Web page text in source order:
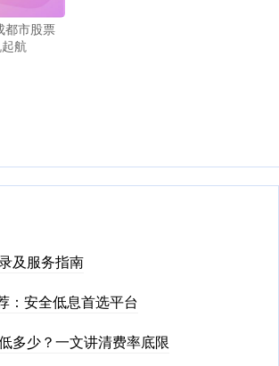
都市股票
航
及服务指南
：安全低息首选平台
多少？一文讲清费率底限